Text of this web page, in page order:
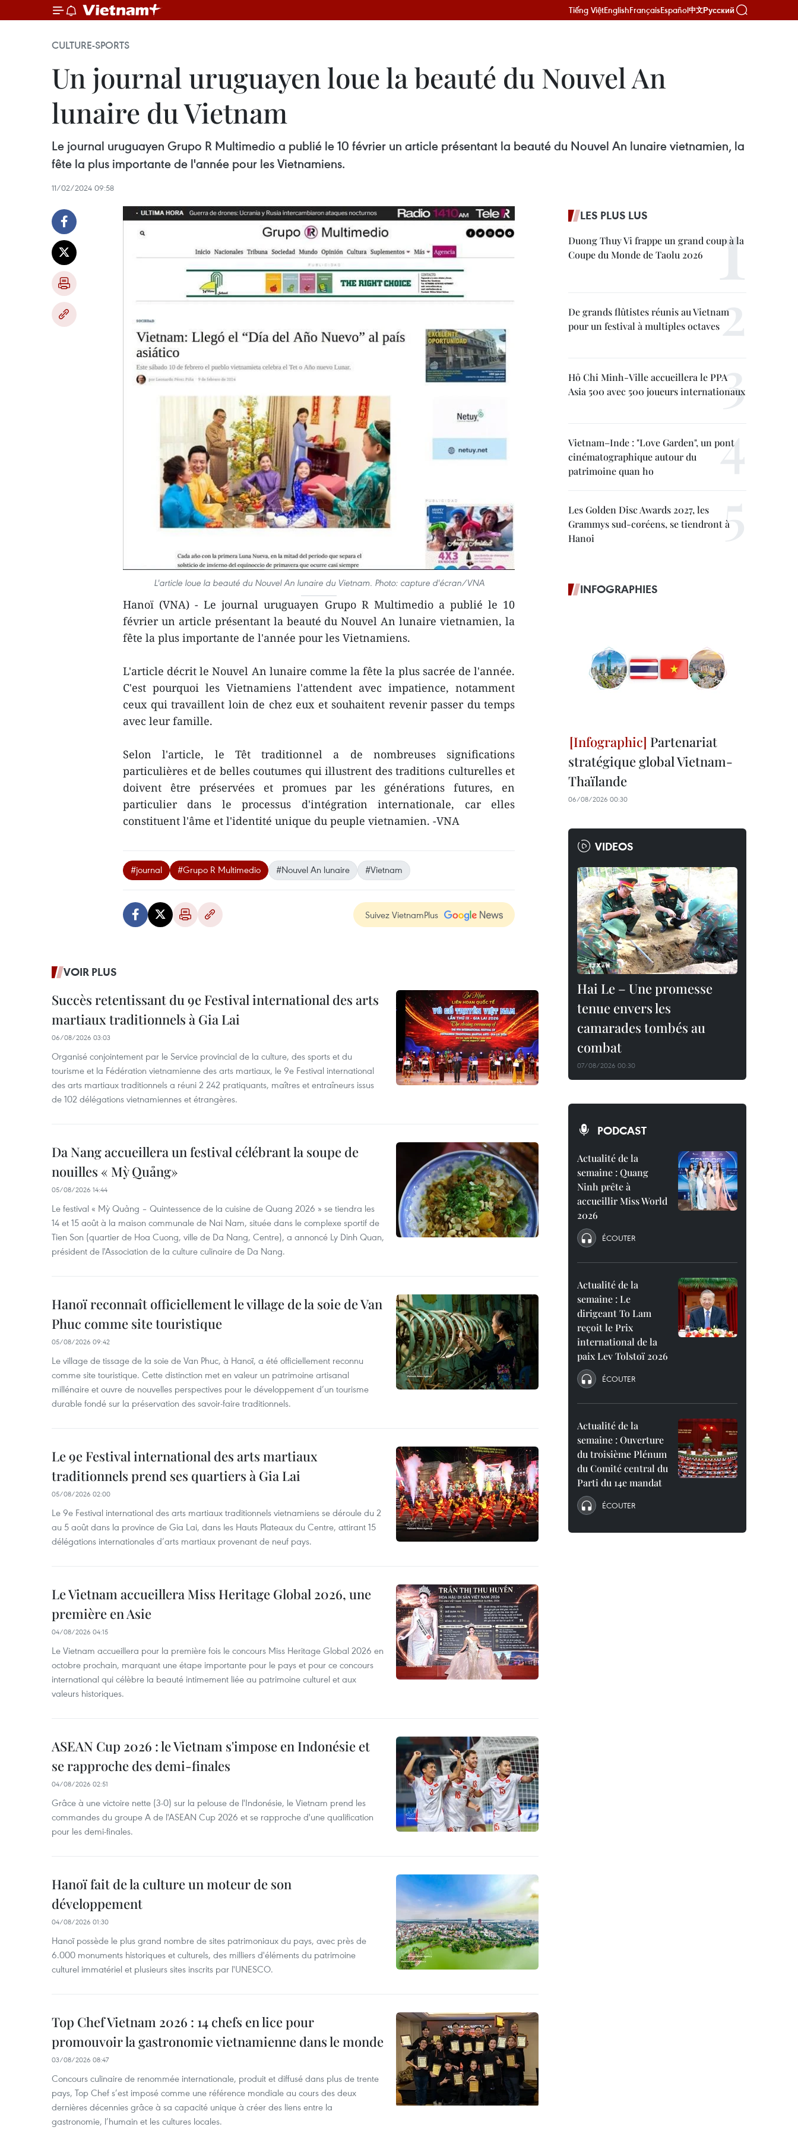
Tiếng ViệtEnglishFrançaisEspañol中文Русский
CULTURE-SPORTS
Un journal uruguayen loue la beauté du Nouvel An
lunaire du Vietnam
Le journal uruguayen Grupo R Multimedio a publié le 10 février un article présentant la beauté du Nouvel An lunaire vietnamien, la
fête la plus importante de l'année pour les Vietnamiens.
11/02/2024 09:58
L'article loue la beauté du Nouvel An lunaire du Vietnam. Photo: capture d'écran/VNA
Hanoï (VNA) - Le journal uruguayen Grupo R Multimedio a publié le 10
février un article présentant la beauté du Nouvel An lunaire vietnamien, la
fête la plus importante de l'année pour les Vietnamiens.
L'article décrit le Nouvel An lunaire comme la fête la plus sacrée de l'année.
C'est pourquoi les Vietnamiens l'attendent avec impatience, notamment
ceux qui travaillent loin de chez eux et souhaitent revenir passer du temps
avec leur famille.
Selon l'article, le Têt traditionnel a de nombreuses significations
particulières et de belles coutumes qui illustrent des traditions culturelles et
doivent être préservées et promues par les générations futures, en
particulier dans le processus d'intégration internationale, car elles
constituent l'âme et l'identité unique du peuple vietnamien. -VNA
#journal #Grupo R Multimedio #Nouvel An lunaire #Vietnam
Suivez VietnamPlus
VOIR PLUS
Succès retentissant du 9e Festival international des arts
martiaux traditionnels à Gia Lai
06/08/2026 03:03
Organisé conjointement par le Service provincial de la culture, des sports et du
tourisme et la Fédération vietnamienne des arts martiaux, le 9e Festival international
des arts martiaux traditionnels a réuni 2 242 pratiquants, maîtres et entraîneurs issus
de 102 délégations vietnamiennes et étrangères.
Da Nang accueillera un festival célébrant la soupe de
nouilles « Mỳ Quảng»
05/08/2026 14:44
Le festival « Mỳ Quảng – Quintessence de la cuisine de Quang 2026 » se tiendra les
14 et 15 août à la maison communale de Nai Nam, située dans le complexe sportif de
Tien Son (quartier de Hoa Cuong, ville de Da Nang, Centre), a annoncé Ly Dinh Quan,
président de l'Association de la culture culinaire de Da Nang.
Hanoï reconnaît officiellement le village de la soie de Van
Phuc comme site touristique
05/08/2026 09:42
Le village de tissage de la soie de Van Phuc, à Hanoï, a été officiellement reconnu
comme site touristique. Cette distinction met en valeur un patrimoine artisanal
millénaire et ouvre de nouvelles perspectives pour le développement d’un tourisme
durable fondé sur la préservation des savoir-faire traditionnels.
Le 9e Festival international des arts martiaux
traditionnels prend ses quartiers à Gia Lai
05/08/2026 02:00
Le 9e Festival international des arts martiaux traditionnels vietnamiens se déroule du 2
au 5 août dans la province de Gia Lai, dans les Hauts Plateaux du Centre, attirant 15
délégations internationales d’arts martiaux provenant de neuf pays.
Le Vietnam accueillera Miss Heritage Global 2026, une
première en Asie
04/08/2026 04:15
Le Vietnam accueillera pour la première fois le concours Miss Heritage Global 2026 en
octobre prochain, marquant une étape importante pour le pays et pour ce concours
international qui célèbre la beauté intimement liée au patrimoine culturel et aux
valeurs historiques.
ASEAN Cup 2026 : le Vietnam s'impose en Indonésie et
se rapproche des demi-finales
04/08/2026 02:51
Grâce à une victoire nette (3-0) sur la pelouse de l'Indonésie, le Vietnam prend les
commandes du groupe A de l'ASEAN Cup 2026 et se rapproche d'une qualification
pour les demi-finales.
Hanoï fait de la culture un moteur de son
développement
04/08/2026 01:30
Hanoï possède le plus grand nombre de sites patrimoniaux du pays, avec près de
6.000 monuments historiques et culturels, des milliers d'éléments du patrimoine
culturel immatériel et plusieurs sites inscrits par l'UNESCO.
Top Chef Vietnam 2026 : 14 chefs en lice pour
promouvoir la gastronomie vietnamienne dans le monde
03/08/2026 08:47
Concours culinaire de renommée internationale, produit et diffusé dans plus de trente
pays, Top Chef s’est imposé comme une référence mondiale au cours des deux
dernières décennies grâce à sa capacité unique à créer des liens entre la
gastronomie, l’humain et les cultures locales.
LES PLUS LUS
Duong Thuy Vi frappe un grand coup à la
Coupe du Monde de Taolu 2026
De grands flûtistes réunis au Vietnam
pour un festival à multiples octaves
Hô Chi Minh-Ville accueillera le PPA
Asia 500 avec 500 joueurs internationaux
Vietnam–Inde : "Love Garden", un pont
cinématographique autour du
patrimoine quan ho
Les Golden Disc Awards 2027, les
Grammys sud-coréens, se tiendront à
Hanoi
INFOGRAPHIES
Partenariat
stratégique global Vietnam-
Thaïlande
06/08/2026 00:30
VIDEOS
Hai Le – Une promesse
tenue envers les
camarades tombés au
combat
07/08/2026 00:30
PODCAST
Actualité de la
semaine : Quang
Ninh prête à
accueillir Miss World
2026
ÉCOUTER
Actualité de la
semaine : Le
dirigeant To Lam
reçoit le Prix
international de la
paix Lev Tolstoï 2026
ÉCOUTER
Actualité de la
semaine : Ouverture
du troisième Plénum
du Comité central du
Parti du 14e mandat
ÉCOUTER